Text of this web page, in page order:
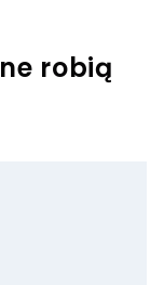
robią